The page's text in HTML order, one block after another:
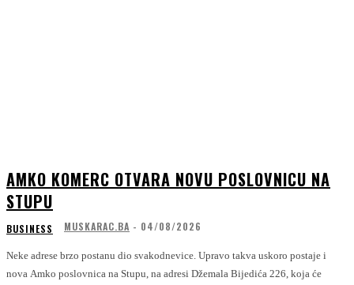
AMKO KOMERC OTVARA NOVU POSLOVNICU NA
STUPU
BUSINESS MUSKARAC.BA - 04/08/2026
Neke adrese brzo postanu dio svakodnevice. Upravo takva uskoro postaje i
nova Amko poslovnica na Stupu, na adresi Džemala Bijedića 226, koja će